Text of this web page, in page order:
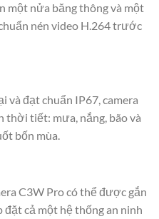
một nửa băng thông và một
nén video H.264 trước
và đạt chuẩn IP67, camera
thời tiết: mưa, nắng, bão và
bốn mùa.
C3W Pro có thể được gắn
cả một hệ thống an ninh